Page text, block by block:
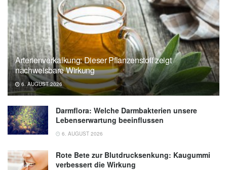
Arterienverkalkung: Dieser Pflanzenstoff zeigt
nachweisbare Wirkung
6. AUGUST 2026
Darmflora: Welche Darmbakterien unsere
Lebenserwartung beeinflussen
6. AUGUST 2026
Rote Bete zur Blutdrucksenkung: Kaugummi
verbessert die Wirkung